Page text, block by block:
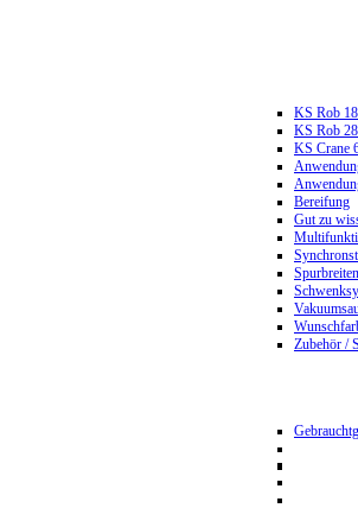
KS Rob
KS Rob
KS Crane
Bereifung
Gut zu
Zubehör /